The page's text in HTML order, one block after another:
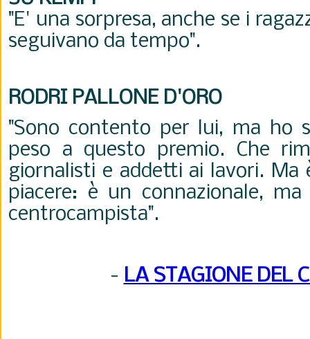
"E' una sorpresa, anche se i
seguivano da tempo".
RODRI PALLONE D'ORO
"Sono contento per lui, ma ho
peso a questo premio. Che
giornalisti e addetti ai lavori. Ma
piacere: è un connazionale,
centrocampista".
- LA STAGIONE DEL